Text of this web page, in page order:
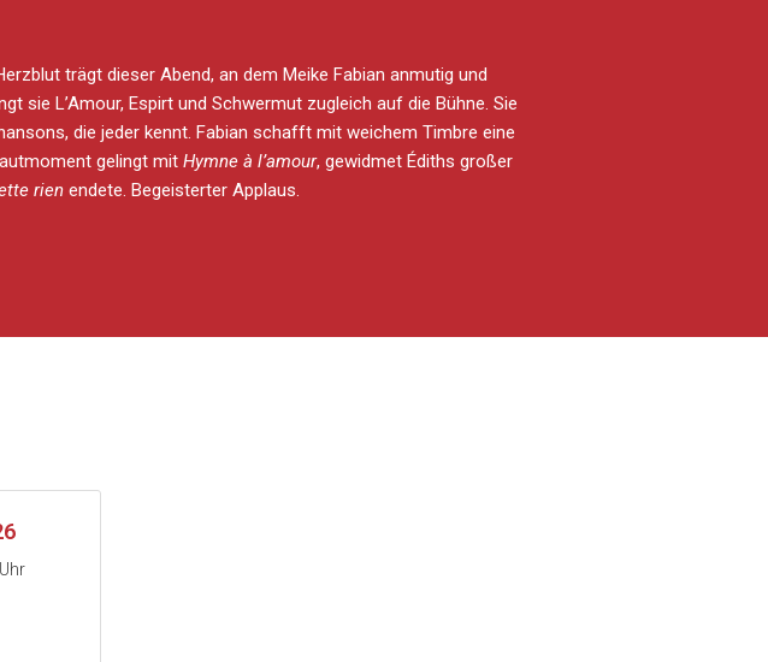
trägt dieser Abend, an dem Meike Fabian anmutig und
sie L’Amour, Espirt und Schwermut zugleich auf die Bühne. Sie
die jeder kennt. Fabian schafft mit weichem Timbre eine
gelingt mit Hymne à l’amour, gewidmet Édiths großer
rien endete. Begeisterter Applaus.